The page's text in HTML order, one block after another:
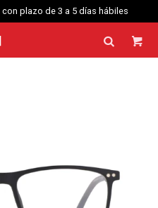
plazo de 3 a 5 días hábiles